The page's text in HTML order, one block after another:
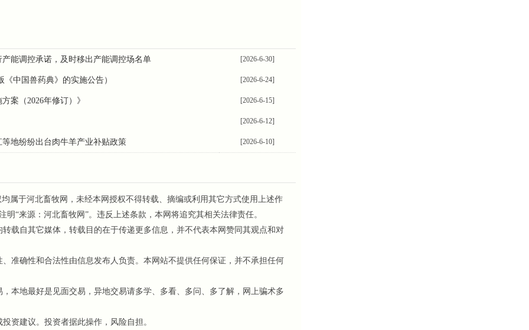
能调控承诺，及时移出产能调控场名单 [2026-6-30]
中国兽药典》的实施公告） [2026-6-24]
案（2026年修订）》 [2026-6-15]
[2026-6-12]
地纷纷出台肉牛羊产业补贴政策 [2026-6-10]
于河北畜牧网，未经本网授权不得转载、摘编或利用其它方式使用上述作
“来源：河北畜牧网”。违反上述条款，本网将追究其相关法律责任。
自其它媒体，转载目的在于传递更多信息，并不代表本网赞同其观点和对
确性和合法性由信息发布人负责。本网站不提供任何保证，并不承担任何
地最好是见面交易，异地交易请多学、多看、多问、多了解，网上骗术多
投资建议。投资者据此操作，风险自担。